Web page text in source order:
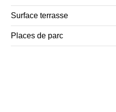
Surface terrasse
Places de parc